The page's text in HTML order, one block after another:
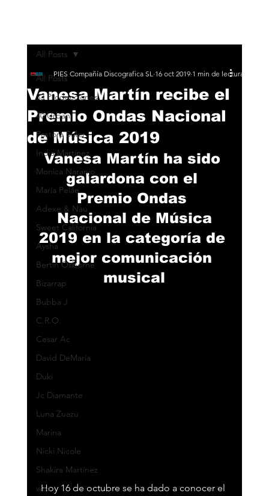
All Posts
33 Producciones
40 Urban
Pastora Soler
India Martínez
Monica Naranjo
María Peláe
Adexe & Nau
Sweet California
Aysha
Bertín Osborne
Bizarrap
Bubba J
C.R.O.
Cesar Ac
David DeMaría
Duki
Jc Diamante
Luna Zuazu
Marina
Nicki Nicole
Shakira Martínez
wos
All Posts
Vanesa Martín recibe el
Premio Ondas Nacional
de Música 2019
PIES Compañía Discografica SL 16 oct 2019 1 min de lectura
Vanesa Martín ha sido
galardona con el
Premio Ondas
Nacional de Música
2019 en la categoría de
mejor comunicación
musical
Hoy 16 de octubre se ha dado a conocer el